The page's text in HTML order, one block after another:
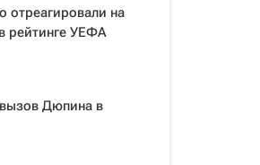
отреагировали на
рейтинге УЕФА
Дюпина в